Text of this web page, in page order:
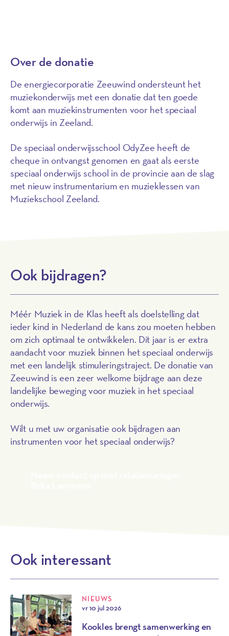
Over de donatie
De energiecorporatie Zeeuwind ondersteunt het
muziekonderwijs met een donatie dat ten goede
komt aan muziekinstrumenten voor het speciaal
onderwijs in Zeeland.
De speciaal onderwijsschool OdyZee heeft de
cheque in ontvangst genomen en gaat als eerste
speciaal onderwijs school in de provincie aan de slag
met nieuw instrumentarium en muzieklessen van
Muziekschool Zeeland.
Ook bijdragen?
Méér Muziek in de Klas heeft als doelstelling dat
ieder kind in Nederland de kans zou moeten hebben
om zich optimaal te ontwikkelen. Dit jaar is er extra
aandacht voor muziek binnen het speciaal onderwijs
met een landelijk stimuleringstraject. De donatie van
Zeeuwind is een zeer welkome bijdrage aan deze
landelijke beweging voor muziek in het speciaal
onderwijs.
Wilt u met uw organisatie ook bijdragen aan
instrumenten voor het speciaal onderwijs?
Ook interessant
NIEUWS
vr 10 jul 2026
Kookles brengt samenwerking en